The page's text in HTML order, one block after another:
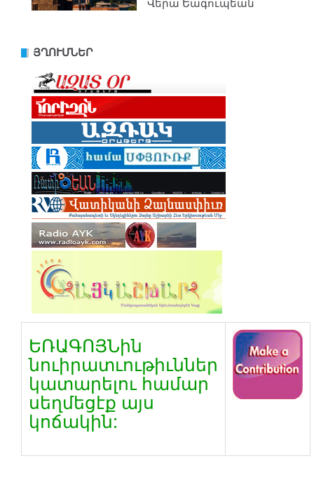
Վերա Եագուպեան
ՅՂՈՒՄՆԵՐ
ԵՌԱԳՈՅՆին
նուիրատւութիւններ
կատարելու համար
սեղմեցէք այս
կոճակին: